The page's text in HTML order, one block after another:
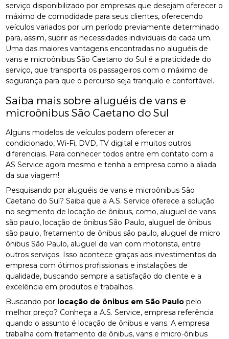
serviço disponibilizado por empresas que desejam oferecer o
máximo de comodidade para seus clientes, oferecendo
veículos variados por um período previamente determinado
para, assim, suprir as necessidades individuais de cada um.
Uma das maiores vantagens encontradas no aluguéis de
vans e microônibus São Caetano do Sul é a praticidade do
serviço, que transporta os passageiros com o máximo de
segurança para que o percurso seja tranquilo e confortável.
Saiba mais sobre aluguéis de vans e
microônibus São Caetano do Sul
Alguns modelos de veículos podem oferecer ar
condicionado, Wi-Fi, DVD, TV digital e muitos outros
diferenciais. Para conhecer todos entre em contato com a
AS Service agora mesmo e tenha a empresa como a aliada
da sua viagem!
Pesquisando por aluguéis de vans e microônibus São
Caetano do Sul? Saiba que a A.S. Service oferece a solução
no segmento de locação de ônibus, como, aluguel de vans
são paulo, locação de ônibus São Paulo, aluguel de ônibus
são paulo, fretamento de ônibus são paulo, aluguel de micro
ônibus São Paulo, aluguel de van com motorista, entre
outros serviços. Isso acontece graças aos investimentos da
empresa com ótimos profissionais e instalações de
qualidade, buscando sempre a satisfação do cliente e a
excelência em produtos e trabalhos.
Buscando por locação de ônibus em São Paulo pelo
melhor preço? Conheça a A.S. Service, empresa referência
quando o assunto é locação de ônibus e vans. A empresa
trabalha com fretamento de ônibus, vans e micro-ônibus